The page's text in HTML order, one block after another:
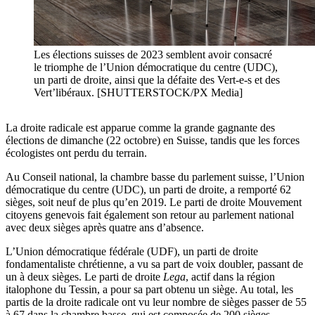
Les élections suisses de 2023 semblent avoir consacré
le triomphe de l’Union démocratique du centre (UDC),
un parti de droite, ainsi que la défaite des Vert-e-s et des
Vert’libéraux. [SHUTTERSTOCK/PX Media]
La droite radicale est apparue comme la grande gagnante des
élections de dimanche (22 octobre) en Suisse, tandis que les forces
écologistes ont perdu du terrain.
Au Conseil national, la chambre basse du parlement suisse, l’Union
démocratique du centre (UDC), un parti de droite, a remporté 62
sièges, soit neuf de plus qu’en 2019. Le parti de droite Mouvement
citoyens genevois fait également son retour au parlement national
avec deux sièges après quatre ans d’absence.
L’Union démocratique fédérale (UDF), un parti de droite
fondamentaliste chrétienne, a vu sa part de voix doubler, passant de
un à deux sièges. Le parti de droite Lega, actif dans la région
italophone du Tessin, a pour sa part obtenu un siège. Au total, les
partis de la droite radicale ont vu leur nombre de sièges passer de 55